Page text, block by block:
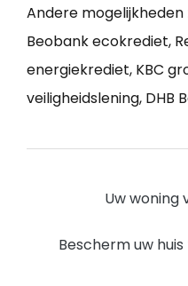
Andere
Beobank ecokrediet,
energiekrediet, KBC
veiligheidslening, DHB
Uw woning
Bescherm uw